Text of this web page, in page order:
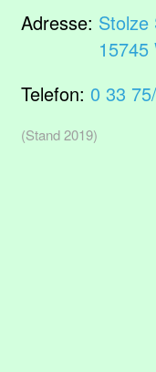
Adresse: Stolze
15745
Telefon: 0 33
(Stand 2019)